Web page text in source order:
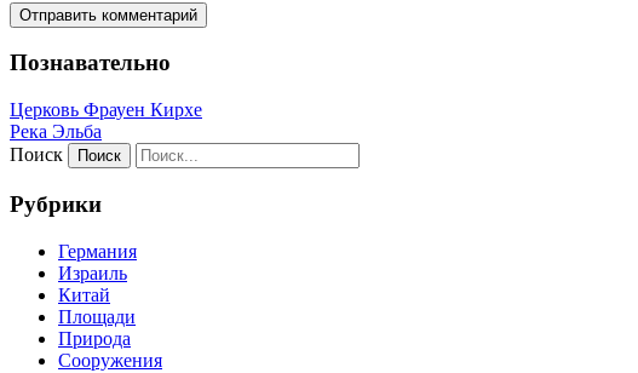
Познавательно
Церковь Фрауен Кирхе
Река Эльба
Поиск
Рубрики
Германия
Израиль
Китай
Площади
Природа
Сооружения